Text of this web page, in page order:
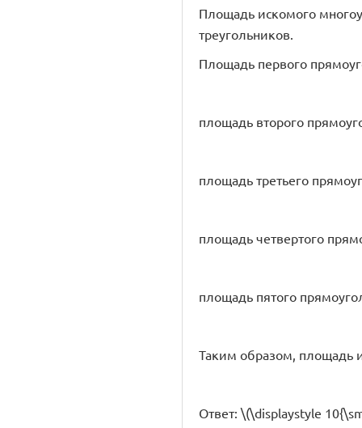
Площадь искомого
треугольников.
Площадь первого
площадь второго
площадь третьего
площадь четвертого
площадь пятого
Таким образом, площадь
Ответ: \(\displaystyle